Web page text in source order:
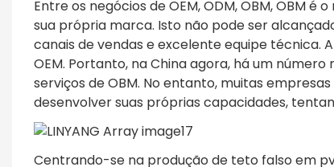
Entre os negócios de OEM, ODM, OBM, OBM
sua própria marca. Isto não pode ser
canais de vendas e excelente equipe técnica.
OEM. Portanto, na China agora, há um
serviços de OBM. No entanto, muitas
desenvolver suas próprias capacidades,
Centrando-se na produção de teto falso em